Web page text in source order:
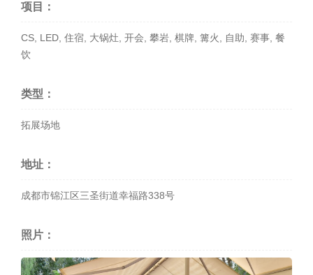
项目：
CS, LED, 住宿, 大锅灶, 开会, 攀岩, 棋牌, 篝火, 自助, 赛事, 餐
饮
类型：
拓展场地
地址：
成都市锦江区三圣街道幸福路338号
照片：